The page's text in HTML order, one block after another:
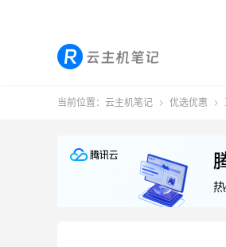
当前位置： 云主机笔记  优选优惠 